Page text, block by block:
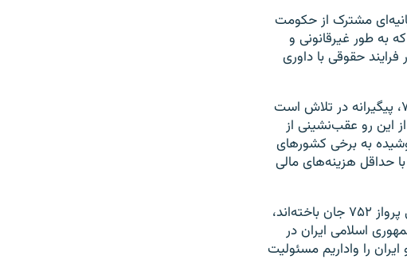
در بیانیه‌ای مشترک از حکومت
زمین به هوا که به طور غیرقانونی و
حقوقی با داوری
تأکید شده گروه بین‌المللی هماهنگی و واکنش برای قربانیان پرواز ۷۵۲، پیگیرانه در تلاش است
این رو عقب‌نشینی از
به برخی کشورهای
حداقل هزینه‌های مالی
اوکراین همراه با سایر کشورهایی که شهروندانشان در فاجعهٔ سرنگونی پرواز ۷۵۲ جان باخته‌اند،
اسلامی ایران در
را واداریم مسئولیت